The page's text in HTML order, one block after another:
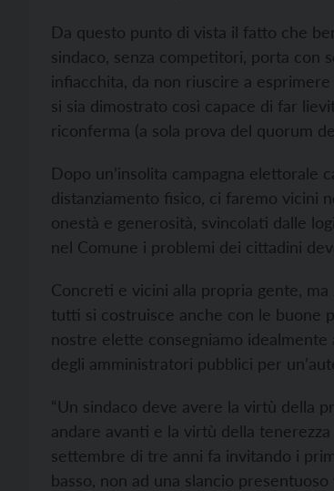
Da questo punto di vista il fatto che
sindaco, senza competitori, porta con
infiacchita, da non riuscire a
si sia dimostrato così capace di far
riconferma (a sola prova del quorum
Dopo un’insolita campagna elettorale
distanziamento fisico, ci faremo vicini
onestà e generosità, svincolati dalle
nel Comune i problemi dei cittadini
Concreti e vicini alla propria gente,
tutti si costruisce anche con le buone
nostre elette consegniamo idealmente
degli amministratori pubblici per
“Un sindaco deve avere la virtù della
andare avanti e la virtù della
settembre di tre anni fa invitando i
basso, non ad una slancio presentuoso